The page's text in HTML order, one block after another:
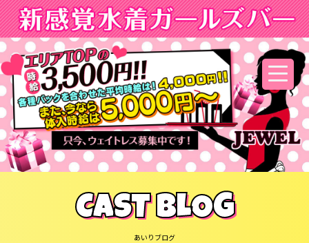
CAST BLOG
あいりブログ